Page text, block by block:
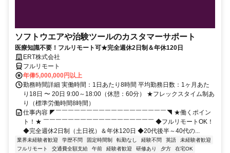
ソフトウエアや治験ツールのカスタマーサポート
医療知識不要！フルリモート可★完全週休2日制＆年休120日
ERT株式会社
フルリモート
年俸5,000,000円以上
勤務時間詳細 実働時間：1日あたり8時間 平均勤務日数：1ヶ月あた
り18日 〜 20日 9:00～18:00（休憩：60分） ★フレックスタイム制あ
り（標準労働時間8時間）
仕事内容 ◤￣￣￣￣￣￣￣￣￣￣￣￣￣￣￣￣￣￣◥ ★働くポイン
ト！★ ￣￣￣￣￣￣￣￣￣￣￣￣￣￣￣￣￣￣ ◆フルリモートOK！
◆完全週休2日制（土日祝）＆年休120日 ◆20代後半～40代の...
業界未経験者歓迎 学歴不問 固定時間制 転勤なし 経験不問 英語
未経験者歓迎
フルリモート
交通費全額支給 午前 経験者歓迎 研修あり 夕方
在宅OK